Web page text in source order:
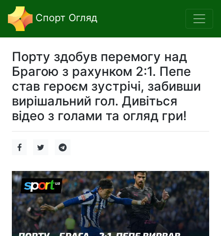
Спорт Огляд
Порту здобув перемогу над
Брагою з рахунком 2:1. Пепе
став героєм зустрічі, забивши
вирішальний гол. Дивіться
відео з голами та огляд гри!